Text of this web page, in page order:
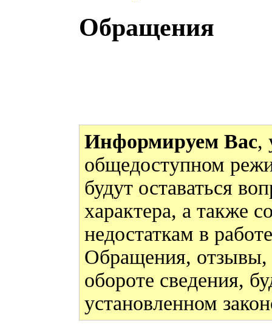
Обращения
Информируем Вас,
общедоступном
будут оставаться
характера, а также
недостаткам в
Обращения, отзывы,
обороте сведения,
установленном